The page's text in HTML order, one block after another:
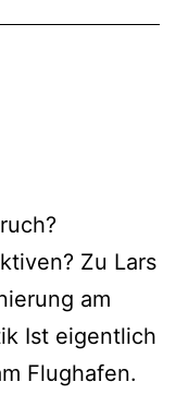
Zu Lars
am
Ist eigentlich
Flughafen.